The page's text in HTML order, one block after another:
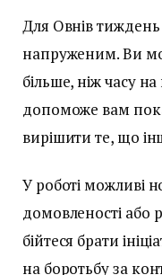
Для Овнів
напруженим. Ви
більше, ніж часу
допоможе вам
вирішити те, що
У роботі можливі
домовленості або
бійтеся брати
на боротьбу за